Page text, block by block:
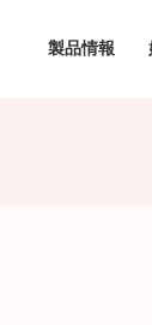
製品情報